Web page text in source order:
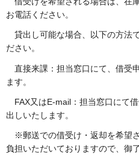
お電話ください。
貸出し可能な場合、以下の方法
ださい。
直接来課：担当窓口にて、借受
ます。
FAX又はE-mail：担当窓口にて
出しいたします。
※郵送での借受け・返却を希望
負担いただいておりますので、御